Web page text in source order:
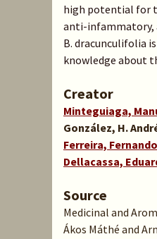
high potential for
anti-infammatory,
B. dracunculifolia
knowledge about
Creator
Minteguiaga,
González, H.
Ferreira,
Dellacassa,
Source
Medicinal and
Ákos Máthé and